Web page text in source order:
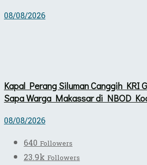
08/08/2026
Kapal Perang Siluman Canggih KRI
Sapa Warga Makassar di NBOD
08/08/2026
640 Followers
23.9k Followers